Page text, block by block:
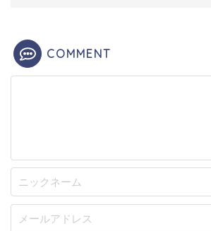
COMMENT